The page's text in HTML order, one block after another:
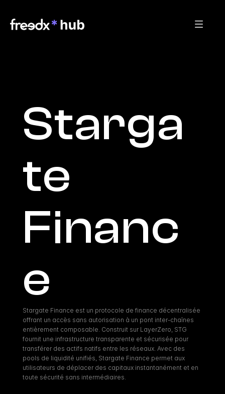
Starga
te
Financ
e
Stargate Finance est un protocole de finance décentralisée
offrant un accès sans autorisation à un pont inter-chaînes
entièrement composable. Construit sur LayerZero, STG
fournit une infrastructure transparente et sécurisée pour
transférer des actifs natifs entre les réseaux. Avec des
pools de liquidité unifiés, Stargate Finance permet aux
utilisateurs de déplacer des capitaux instantanément et en
toute sécurité sans intermédiaires.